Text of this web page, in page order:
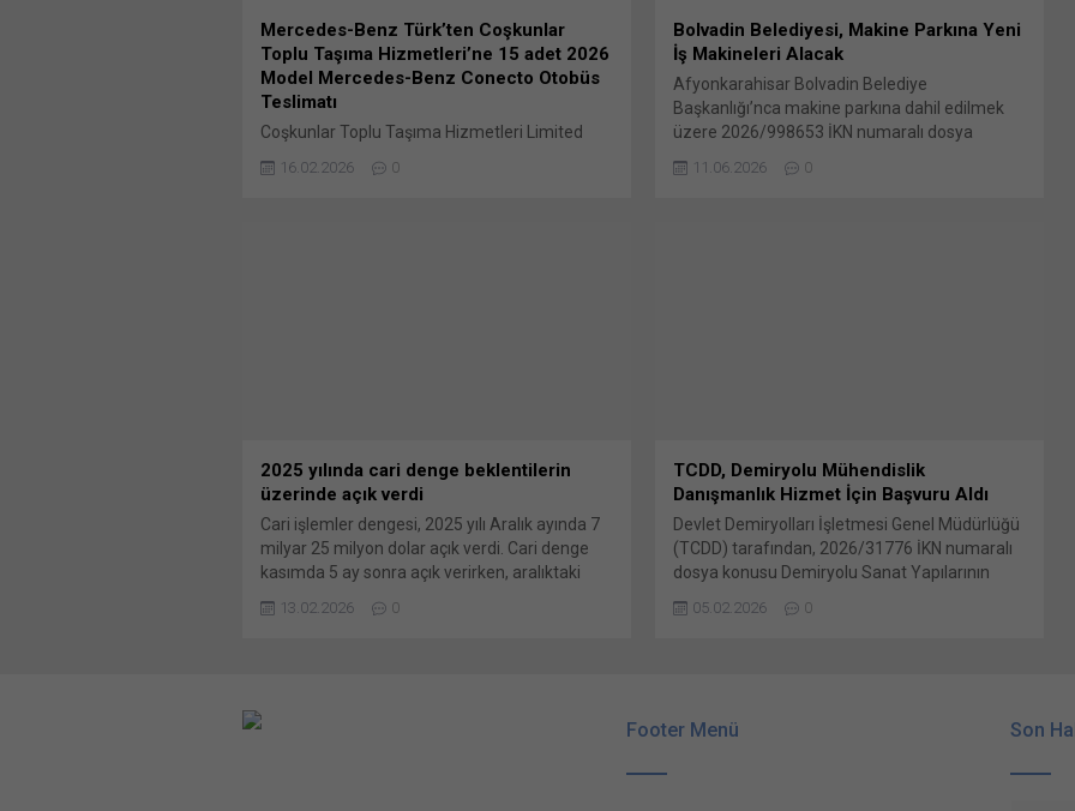
Mercedes-Benz Türk’ten Coşkunlar
Toplu Taşıma Hizmetleri’ne 15 adet 2026
Model Mercedes-Benz Conecto Otobüs
Teslimatı
Coşkunlar Toplu Taşıma Hizmetleri Limited
markasıyla yenileyerek toplu taşımada kalite,
16.02.2026 0
Bolvadin Belediyesi, Makine Parkına Yeni
İş Makineleri Alacak
Afyonkarahisar Bolvadin Belediye
Başkanlığı’nca makine parkına dahil edilmek
üzere 2026/998653 İKN numaralı dosya
Damper Havuz Tip Dorse (Hardox) Bunu
11.06.2026 0
2025 yılında cari denge beklentilerin
üzerinde açık verdi
Cari işlemler dengesi, 2025 yılı Aralık ayında 7
milyar 25 milyon dolar açık verdi. Cari denge
kasımda 5 ay sonra açık verirken, aralıktaki
Cumhuriyet Merkez Bankası (TCMB) 2025
13.02.2026 0
TCDD, Demiryolu Mühendislik
Danışmanlık Hizmet İçin Başvuru Aldı
Devlet Demiryolları İşletmesi Genel Müdürlüğü
(TCDD) tarafından, 2026/31776 İKN numaralı
dosya konusu Demiryolu Sanat Yapılarının
Tekrarlı Tekayyüdat Uygulanan Kesimlerde
paylaşmak için tıklayın (Yeni pencerede açılır)
05.02.2026 0
Footer Menü Son